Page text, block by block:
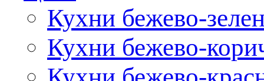
Кухни бежево-
Кухни бежево-